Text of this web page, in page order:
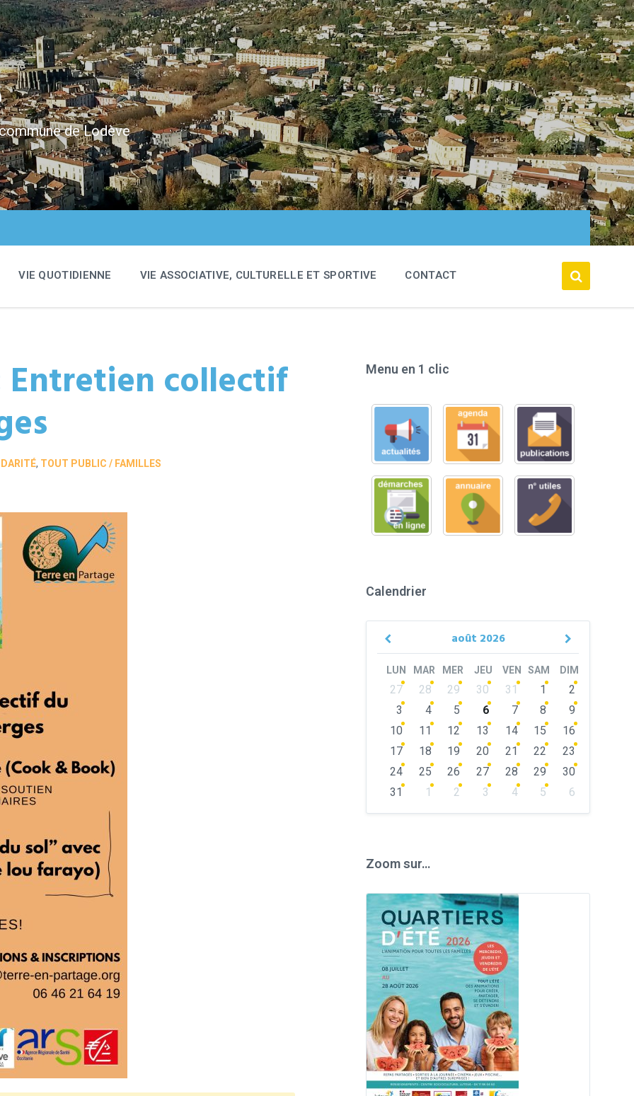
de Lodève
VIE QUOTIDIENNE VIE ASSOCIATIVE, CULTURELLE ET SPORTIVE CONTACT
Entretien collectif
, TOUT PUBLIC / FAMILLES
Menu en 1 clic
Calendrier
août 2026
Previous
Next
LUN MAR MER JEU VEN SAM DIM
Skip
calendar
days
27 28 29 30 31 1
2
3
4 5 6 7 8
9
10
11 12 13 14 15
16
17
18 19 20 21 22
23
24
25 26 27 28 29
30
31
1 2 3 4 5
6
Zoom sur…